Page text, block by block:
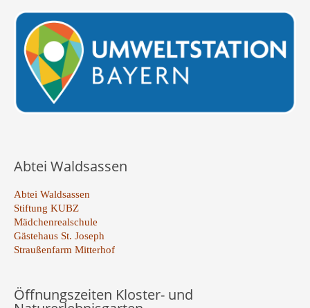
Abtei Waldsassen
Abtei Waldsassen
Stiftung KUBZ
Mädchenrealschule
Gästehaus St. Joseph
Straußenfarm Mitterhof
Öffnungszeiten Kloster- und